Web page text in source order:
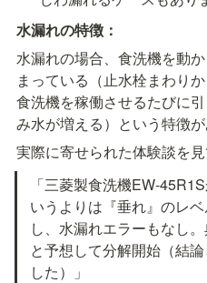
水漏れの特徴：
水漏れの場合、食洗機を動
まっている（止水栓まわり
食洗機を稼働させるたびに
み水が増える）という特徴が
実際に寄せられた体験談を見
「三菱製食洗機EW-
いうよりは『垂れ』のレ
し、水漏れエラーもなし
と予想して分解開始（結
した）」